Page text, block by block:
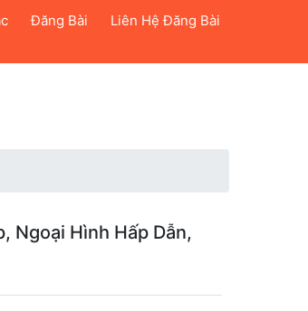
Đăng Bài Liên Hệ Đăng Bài
Ngoại Hình Hấp Dẫn,